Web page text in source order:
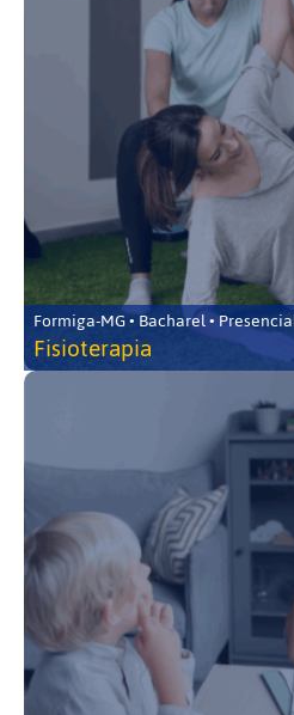
Formiga-MG • Bacharel •
Fisioterapia